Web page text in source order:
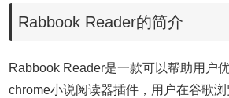
Rabbook Reader的简介
Rabbook Reader是一款可以帮助用户
chrome小说阅读器插件，用户在谷歌